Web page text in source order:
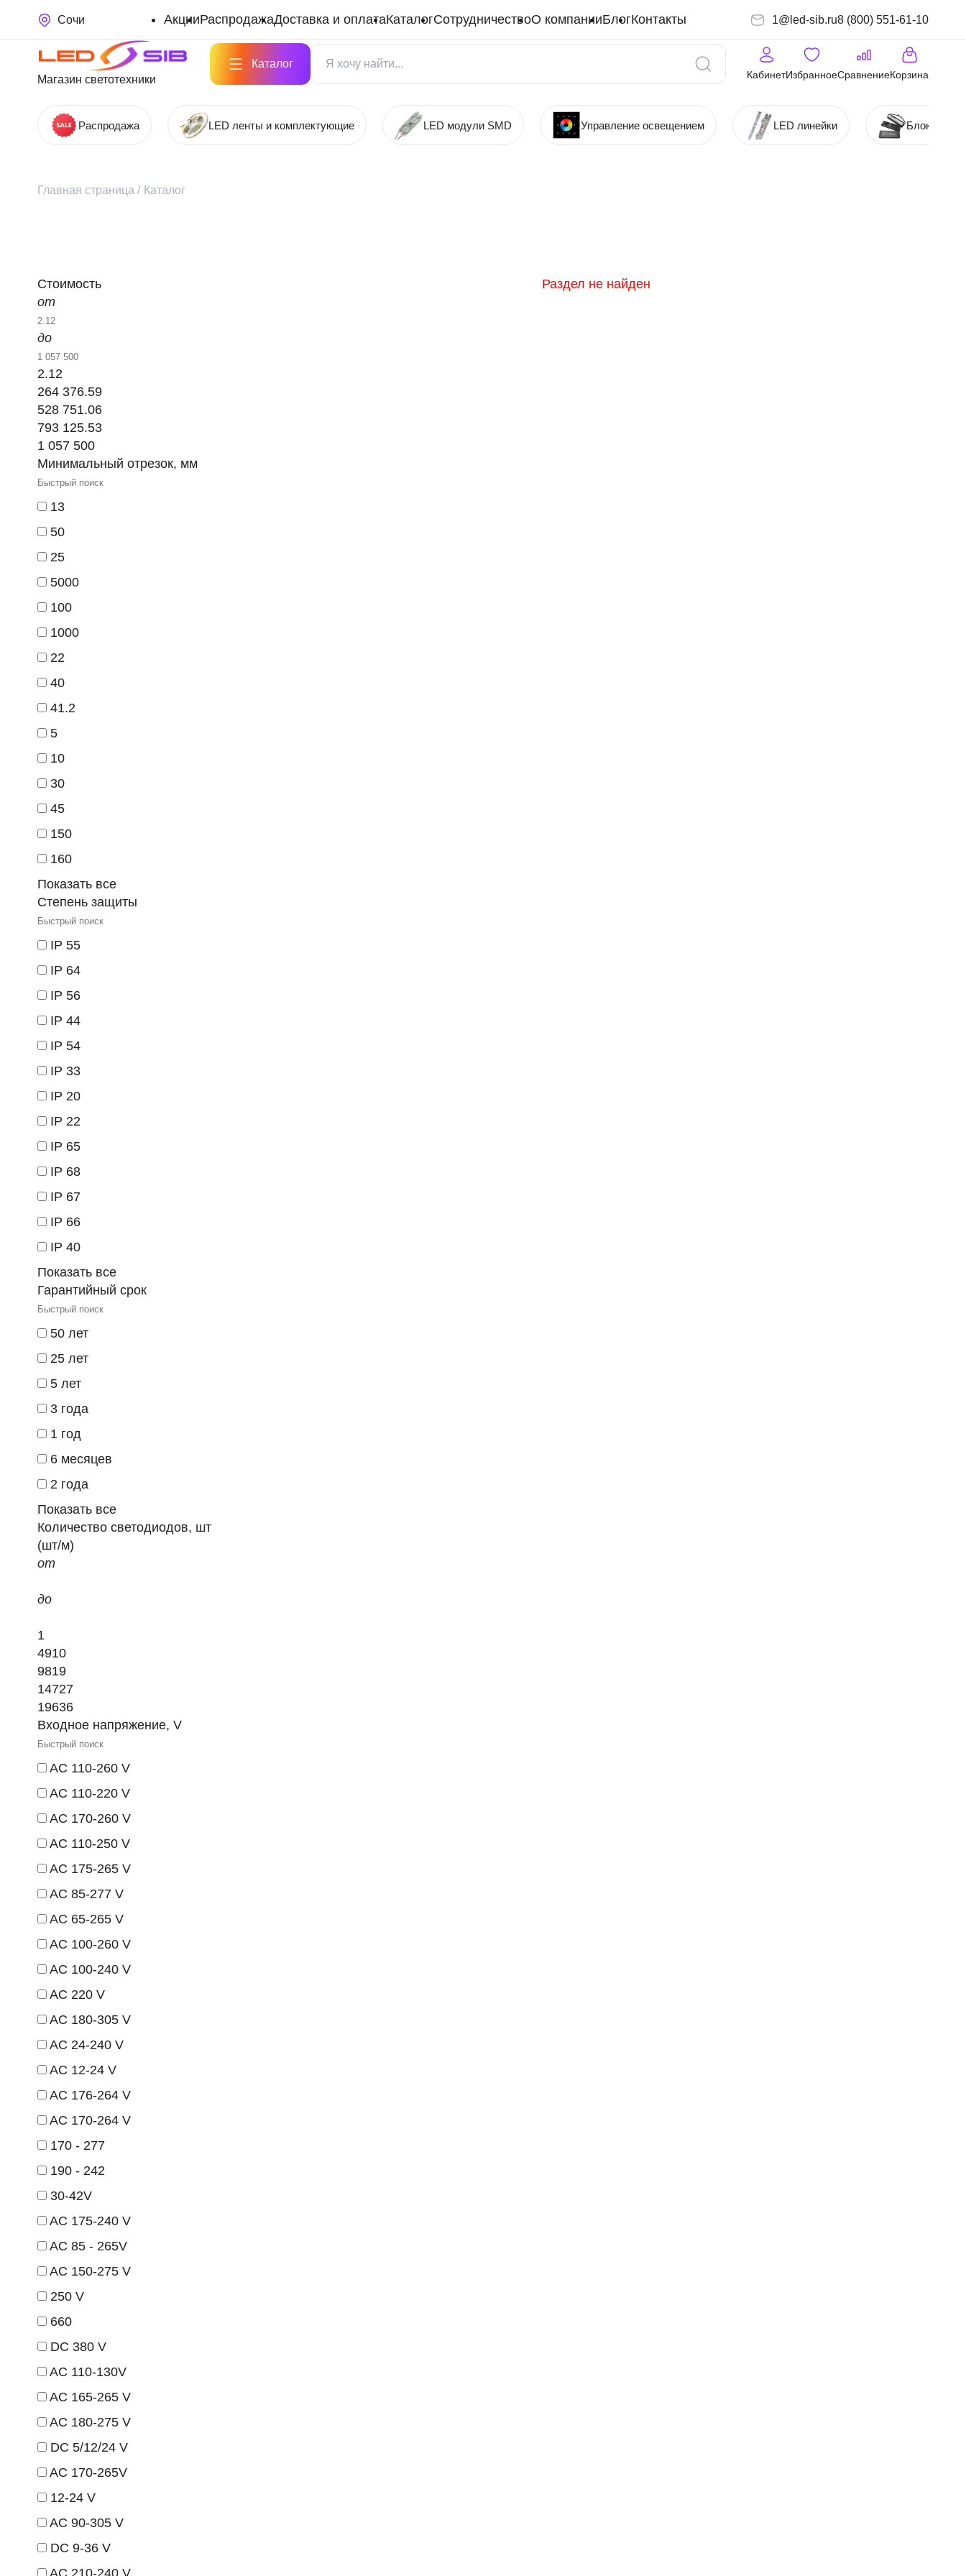
Сочи АкцииРаспродажаДоставка и оплатаКаталогСотрудничествоО компанииБлогКонтакты 1@led-sib.ru8 (800) 551-61-10
Магазин светотехники
Каталог
КабинетИзбранноеСравнениеКорзина
Распродажа LED ленты и комплектующие LED модули SMD Управление освещением LED линейки Блоки
Главная страница / Каталог
Стоимость
от
до
2.12
264 376.59
528 751.06
793 125.53
1 057 500
Минимальный отрезок, мм
13
50
25
5000
100
1000
22
40
41.2
5
10
30
45
150
160
Показать все
Степень защиты
IP 55
IP 64
IP 56
IP 44
IP 54
IP 33
IP 20
IP 22
IP 65
IP 68
IP 67
IP 66
IP 40
Показать все
Гарантийный срок
50 лет
25 лет
5 лет
3 года
1 год
6 месяцев
2 года
Показать все
Количество светодиодов, шт
(шт/м)
от
до
1
4910
9819
14727
19636
Входное напряжение, V
AC 110-260 V
AC 110-220 V
AC 170-260 V
AC 110-250 V
AC 175-265 V
AC 85-277 V
AC 65-265 V
AC 100-260 V
AC 100-240 V
AC 220 V
AC 180-305 V
AC 24-240 V
AC 12-24 V
AC 176-264 V
AC 170-264 V
170 - 277
190 - 242
30-42V
AC 175-240 V
AC 85 - 265V
AC 150-275 V
250 V
660
DC 380 V
AC 110-130V
AC 165-265 V
AC 180-275 V
DC 5/12/24 V
AC 170-265V
12-24 V
AC 90-305 V
DC 9-36 V
AC 210-240 V
Раздел не найден